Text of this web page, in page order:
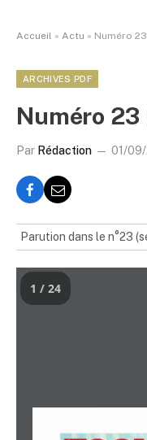
Accueil » Actu » Numéro
ARCHIVES PDF
Numéro 23
Par Rédaction 01/09/
Parution dans le n°23
1 / 24